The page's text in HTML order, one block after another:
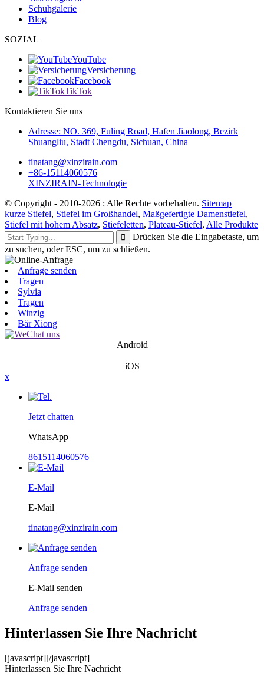
Schuhgalerie
Blog
SOZIAL
YouTube
Versicherung
Facebook
TikTok
Kontaktieren Sie uns
Adresse: NO. 369, Fuling Road, Hafen Jiaolong, Bezirk
Shuangliu, Stadt Chengdu, Sichuan, China
tinatang@xinzirain.com
+86-15114060576
XINZIRAIN-Technologie
© Copyright - 2010-2026 : Alle Rechte vorbehalten. Sitemap
kurze Stiefel, Stiefel im Großhandel, Maßgefertigte Damenstiefel,
Stiefel mit hohem Absatz, Stiefeletten, Plateau-Stiefel, Alle Produkte
Drücken Sie die Eingabetaste, um
zu suchen, oder ESC, um zu schließen.
Anfrage senden
Tragen
Sylvia
Tragen
Winzig
Bär Xiong
Android
iOS
x
Jetzt chatten
WhatsApp
8615114060576
E-Mail
E-Mail
tinatang@xinzirain.com
Anfrage senden
E-Mail senden
Anfrage senden
Hinterlassen Sie Ihre Nachricht
[javascript][/javascript]
Hinterlassen Sie Ihre Nachricht